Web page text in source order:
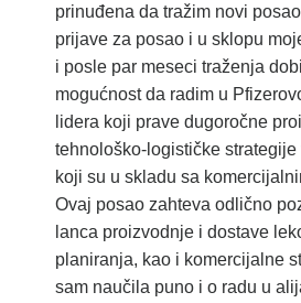
prinuđena da tražim novi
prijave za posao i u sklopu
i posle par meseci traženja
mogućnost da radim u
lidera koji prave dugoročne
tehnološko-logističke
koji su u skladu sa
Ovaj posao zahteva odlično
lanca proizvodnje i dostave
planiranja, kao i komercijalne
sam naučila puno i o radu u